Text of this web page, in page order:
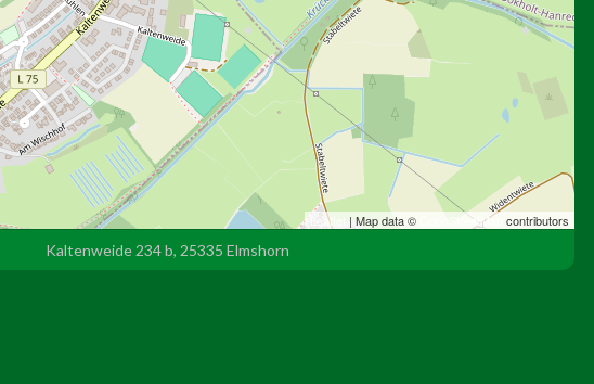
Leaflet | Map data © OpenStreetMap contributors
Kaltenweide 234 b, 25335 Elmshorn